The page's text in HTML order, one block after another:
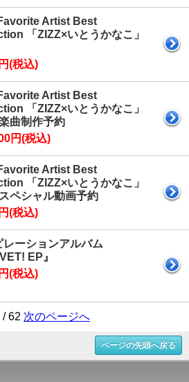
Artist Best
「ZIZZ×いとうかなこ」
(税込)
Artist Best
「ZIZZ×いとうかなこ」
曲制作予約
円(税込)
Artist Best
「ZIZZ×いとうかなこ」
ペシャル動画予約
(税込)
レーションアルバム
EP』
(税込)
/ 62 次のページへ
ページの先頭へ戻る